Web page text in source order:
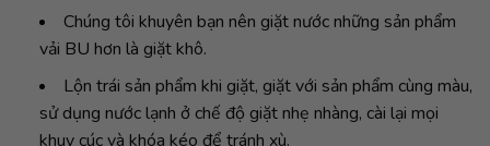
Chúng tôi khuyên bạn nên giặt nước những sản phẩm
vải BU hơn là giặt khô.
Lộn trái sản phẩm khi giặt, giặt với sản phẩm cùng màu,
sử dụng nước lạnh ở chế độ giặt nhẹ nhàng, cài lại mọi
khuy cúc và khóa kéo để tránh xù.